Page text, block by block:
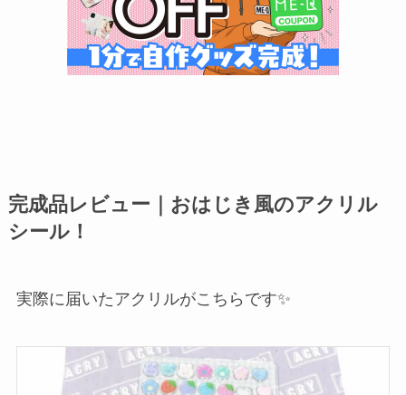
完成品レビュー｜おはじき風のアクリル
シール！
実際に届いたアクリルがこちらです✨